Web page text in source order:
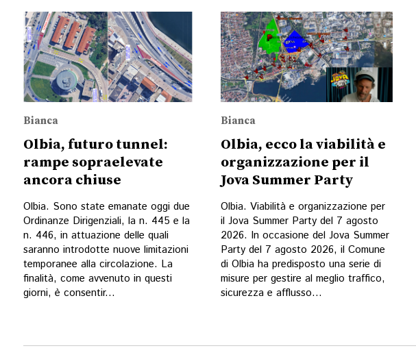
Bianca
Olbia, futuro tunnel:
rampe sopraelevate
ancora chiuse
Olbia. Sono state emanate oggi due
Ordinanze Dirigenziali, la n. 445 e la
n. 446, in attuazione delle quali
saranno introdotte nuove limitazioni
temporanee alla circolazione. La
finalità, come avvenuto in questi
giorni, è consentir...
Bianca
Olbia, ecco la viabilità e
organizzazione per il
Jova Summer Party
Olbia. Viabilità e organizzazione per
il Jova Summer Party del 7 agosto
2026. In occasione del Jova Summer
Party del 7 agosto 2026, il Comune
di Olbia ha predisposto una serie di
misure per gestire al meglio traffico,
sicurezza e afflusso...